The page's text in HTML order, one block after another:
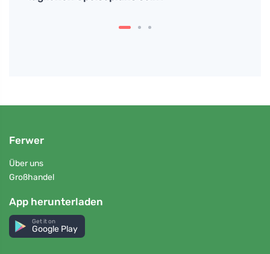
Ferwer
Über uns
Großhandel
App herunterladen
Get it on
Google Play